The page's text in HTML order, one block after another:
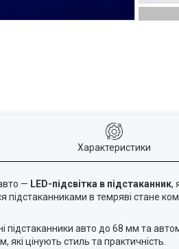
Характеристики
— LED-підсвітка в підстаканник,
підстаканниками в темряві стане
підстаканники авто до 68 мм та
які цінують стиль та практичність.